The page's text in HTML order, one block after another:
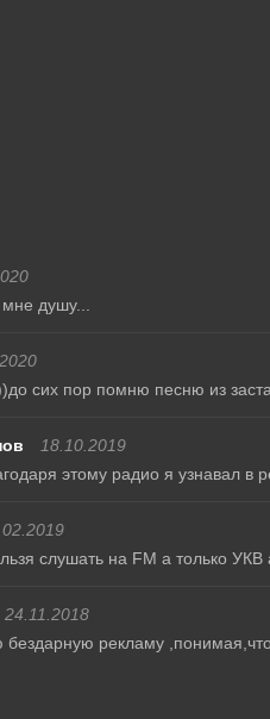
душу...
сих пор помню песню из
18.10.2019
этому радио я узнавал в
слушать на FM а только
24.11.2018
рекламу